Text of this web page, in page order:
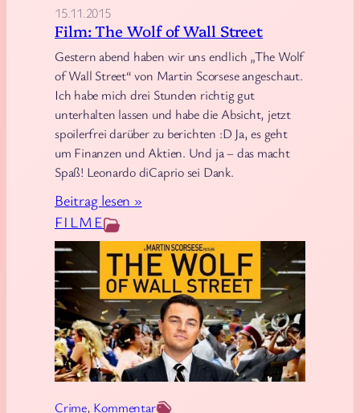
p
h
l
u
n
g
s
e
r
i
e
n
e
p
e
h
l
u
n
FILME
Crime, Kommentar
15.11.2015
Film: The Wolf of Wall Street
Gestern abend haben wir uns endlich „The Wolf
of Wall Street“ von Martin Scorsese angeschaut.
Ich habe mich drei Stunden richtig gut
unterhalten lassen und habe die Absicht, jetzt
spoilerfrei darüber zu berichten :D Ja, es geht
um Finanzen und Aktien. Und ja – das macht
Spaß! Leonardo diCaprio sei Dank.
Beitrag lesen »:
i
m
T
h
e